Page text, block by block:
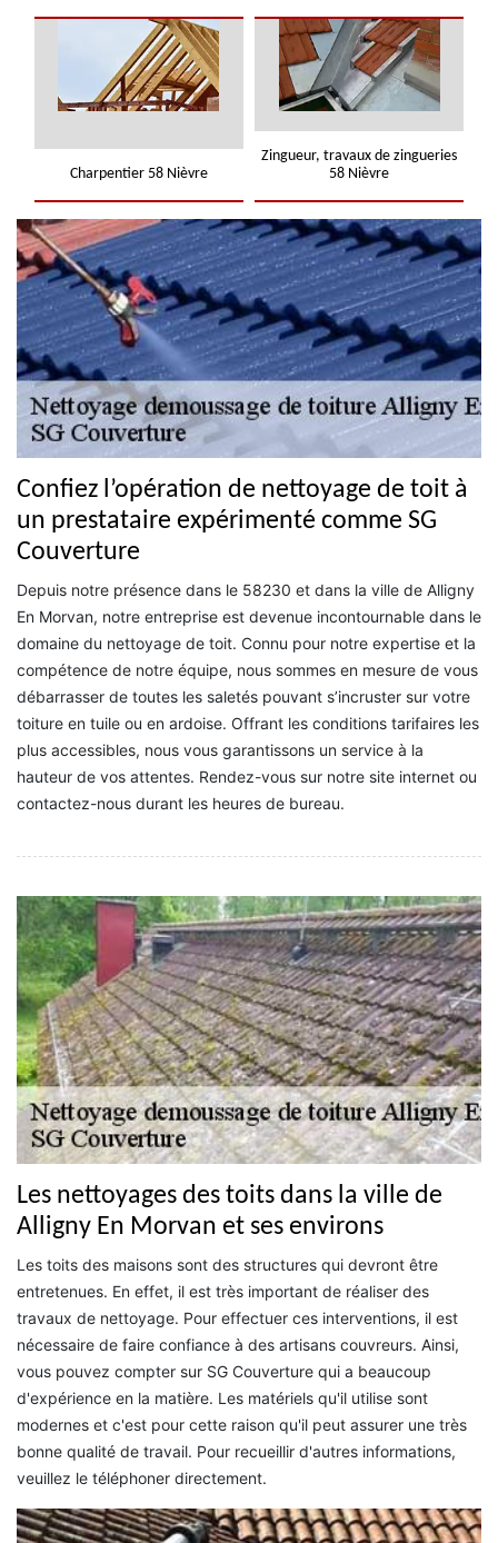
Charpentier 58 Nièvre
Zingueur, travaux de zingueries
58 Nièvre
Confiez l’opération de nettoyage de toit à
un prestataire expérimenté comme SG
Couverture
Depuis notre présence dans le 58230 et dans la ville de Alligny
En Morvan, notre entreprise est devenue incontournable dans le
domaine du nettoyage de toit. Connu pour notre expertise et la
compétence de notre équipe, nous sommes en mesure de vous
débarrasser de toutes les saletés pouvant s’incruster sur votre
toiture en tuile ou en ardoise. Offrant les conditions tarifaires les
plus accessibles, nous vous garantissons un service à la
hauteur de vos attentes. Rendez-vous sur notre site internet ou
contactez-nous durant les heures de bureau.
Les nettoyages des toits dans la ville de
Alligny En Morvan et ses environs
Les toits des maisons sont des structures qui devront être
entretenues. En effet, il est très important de réaliser des
travaux de nettoyage. Pour effectuer ces interventions, il est
nécessaire de faire confiance à des artisans couvreurs. Ainsi,
vous pouvez compter sur SG Couverture qui a beaucoup
d'expérience en la matière. Les matériels qu'il utilise sont
modernes et c'est pour cette raison qu'il peut assurer une très
bonne qualité de travail. Pour recueillir d'autres informations,
veuillez le téléphoner directement.